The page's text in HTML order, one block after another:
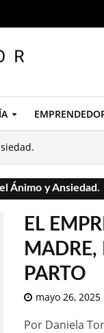
Ánimo y Ansiedad.
EL
MADRE,
PARTO
mayo 26, 2025
Por Daniela